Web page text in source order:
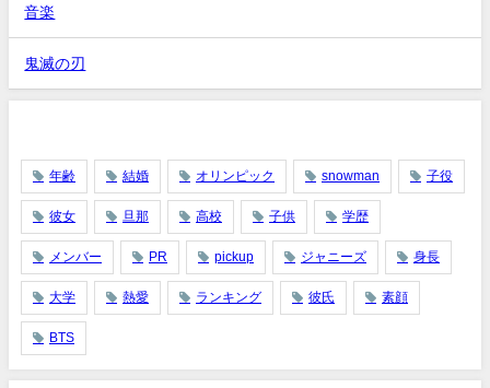
音楽
鬼滅の刃
年齢 結婚 オリンピック snowman 子役
彼女 旦那 高校 子供 学歴
メンバー PR pickup ジャニーズ 身長
大学 熱愛 ランキング 彼氏 素顔
BTS